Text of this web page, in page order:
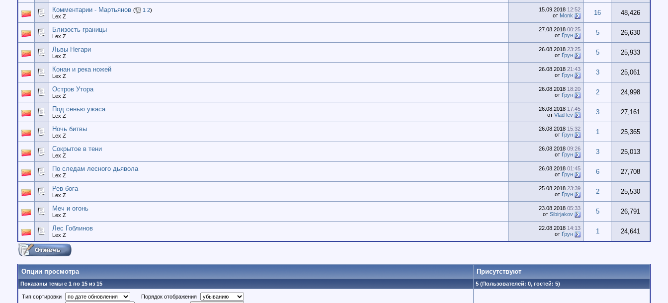
Комментарии - Мартьянов ( 1 2)
Lex Z
15.09.2018 12:52
от Monk 16 48,426
Близость границы
Lex Z
27.08.2018 00:25
от Ґрун 5 26,630
Львы Негари
Lex Z
26.08.2018 23:25
от Ґрун 5 25,933
Конан и река ножей
Lex Z
26.08.2018 21:43
от Ґрун 3 25,061
Остров Утора
Lex Z
26.08.2018 18:20
от Ґрун 2 24,998
Под сенью ужаса
Lex Z
26.08.2018 17:45
от Vlad lev 3 27,161
Ночь битвы
Lex Z
26.08.2018 15:32
от Ґрун 1 25,365
Сокрытое в тени
Lex Z
26.08.2018 09:26
от Ґрун 3 25,013
По следам лесного дьявола
Lex Z
26.08.2018 01:45
от Ґрун 6 27,708
Рев бога
Lex Z
25.08.2018 23:39
от Ґрун 2 25,530
Меч и огонь
Lex Z
23.08.2018 05:33
от Sibirjakov 5 26,791
Лес Гоблинов
Lex Z
22.08.2018 14:13
от Ґрун 1 24,641
Опции просмотра Присутствуют
Показаны темы с 1 по 15 из 15 5 (Пользователей: 0, гостей: 5)
Тип сортировки
Порядок отображения